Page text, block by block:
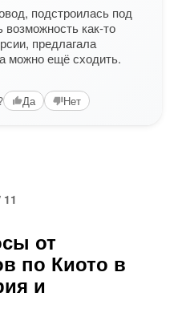
подстроилась под
как-то
предлагала
можно ещё сходить.
Да Нет
11
от
по Киото в
и